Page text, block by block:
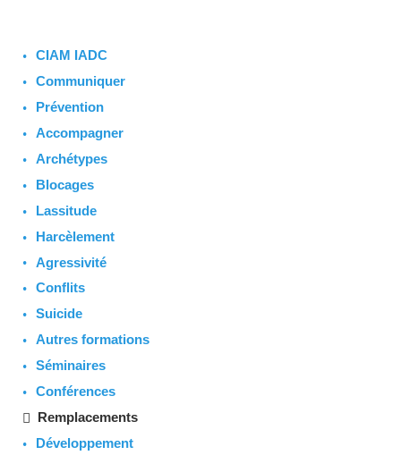
CIAM IADC
Communiquer
Prévention
Accompagner
Archétypes
Blocages
Lassitude
Harcèlement
Agressivité
Conflits
Suicide
Autres formations
Séminaires
Conférences
Remplacements
Développement